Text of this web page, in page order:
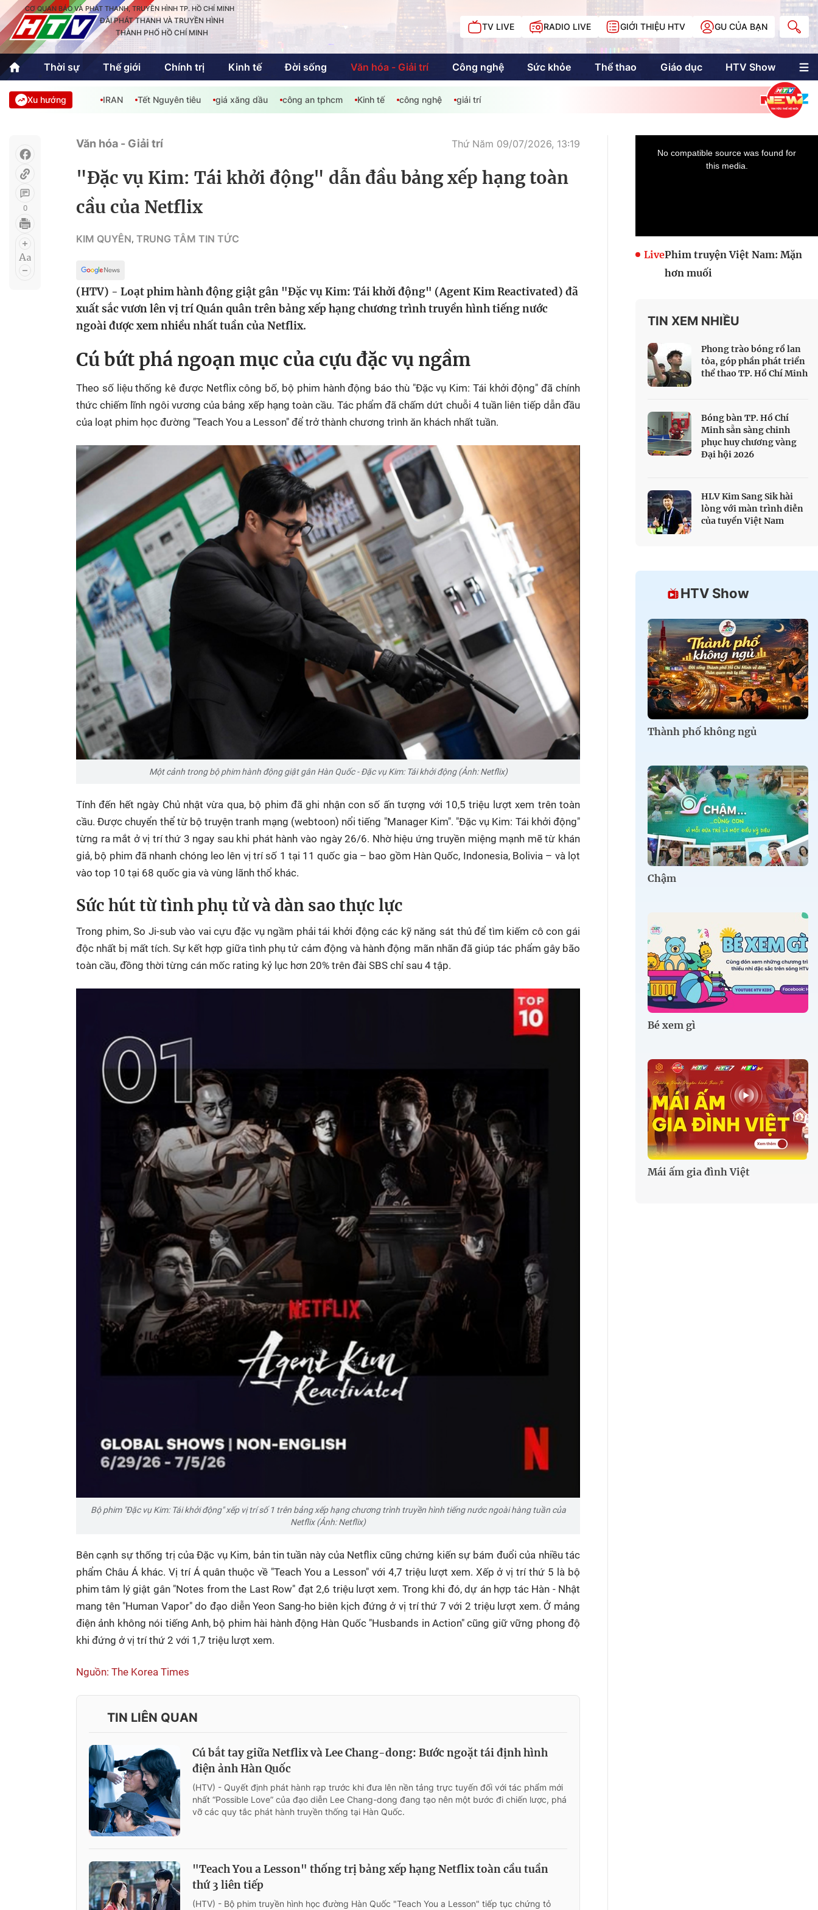
CƠ QUAN BÁO VÀ PHÁT THANH, TRUYỀN HÌNH TP. HỒ CHÍ MINH
ĐÀI PHÁT THANH VÀ TRUYỀN HÌNH
THÀNH PHỐ HỒ CHÍ MINH
TV LIVE RADIO LIVE GIỚI THIỆU HTV GU CỦA BẠN
Thời sự Thế giới Chính trị Kinh tế Đời sống Văn hóa - Giải trí Công nghệ Sức khỏe Thể thao Giáo dục HTV Show
Thời sự
Thể thao
Quốc tế
Văn hóa - Giải trí
Giáo dục Kinh tế
An Sinh
Công nghệ Phóng sự
Không gian văn hóa
Hồ Chí Minh
Thành phố không
ngủ
Bé xem gì
Mái ấm gia đình
Việt
Các show khác
Các chương trình
khác
Phim truyền hình
Made By Vietnam
Innovation Fest
Chung một tấm
lòng
Cuộc đua xe đạp
Multimedia
Multiform
Doanh nhân Sài
Gòn
Xu hướng IRAN Tết Nguyên tiêu giá xăng dầu công an tphcm Kinh tế công nghệ giải trí
0
Văn hóa - Giải trí Thứ Năm 09/07/2026, 13:19
"Đặc vụ Kim: Tái khởi động" dẫn đầu bảng xếp hạng toàn
cầu của Netflix
KIM QUYÊN, TRUNG TÂM TIN TỨC
(HTV) - Loạt phim hành động giật gân "Đặc vụ Kim: Tái khởi động" (Agent Kim Reactivated) đã
xuất sắc vươn lên vị trí Quán quân trên bảng xếp hạng chương trình truyền hình tiếng nước
ngoài được xem nhiều nhất tuần của Netflix.
Cú bứt phá ngoạn mục của cựu đặc vụ ngầm
Theo số liệu thống kê được Netflix công bố, bộ phim hành động báo thù "Đặc vụ Kim: Tái khởi động" đã chính
thức chiếm lĩnh ngôi vương của bảng xếp hạng toàn cầu. Tác phẩm đã chấm dứt chuỗi 4 tuần liên tiếp dẫn đầu
của loạt phim học đường "Teach You a Lesson" để trở thành chương trình ăn khách nhất tuần.
Một cảnh trong bộ phim hành động giật gân Hàn Quốc - Đặc vụ Kim: Tái khởi động (Ảnh: Netflix)
Tính đến hết ngày Chủ nhật vừa qua, bộ phim đã ghi nhận con số ấn tượng với 10,5 triệu lượt xem trên toàn
cầu. Được chuyển thể từ bộ truyện tranh mạng (webtoon) nổi tiếng "Manager Kim". "Đặc vụ Kim: Tái khởi động"
từng ra mắt ở vị trí thứ 3 ngay sau khi phát hành vào ngày 26/6. Nhờ hiệu ứng truyền miệng mạnh mẽ từ khán
giả, bộ phim đã nhanh chóng leo lên vị trí số 1 tại 11 quốc gia – bao gồm Hàn Quốc, Indonesia, Bolivia – và lọt
vào top 10 tại 68 quốc gia và vùng lãnh thổ khác.
Sức hút từ tình phụ tử và dàn sao thực lực
Trong phim, So Ji-sub vào vai cựu đặc vụ ngầm phải tái khởi động các kỹ năng sát thủ để tìm kiếm cô con gái
độc nhất bị mất tích. Sự kết hợp giữa tình phụ tử cảm động và hành động mãn nhãn đã giúp tác phẩm gây bão
toàn cầu, đồng thời từng cán mốc rating kỷ lục hơn 20% trên đài SBS chỉ sau 4 tập.
Bộ phim "Đặc vụ Kim: Tái khởi động" xếp vị trí số 1 trên bảng xếp hạng chương trình truyền hình tiếng nước ngoài hàng tuần của
Netflix (Ảnh: Netflix)
Bên cạnh sự thống trị của Đặc vụ Kim, bản tin tuần này của Netflix cũng chứng kiến sự bám đuổi của nhiều tác
phẩm Châu Á khác. Vị trí Á quân thuộc về "Teach You a Lesson" với 4,7 triệu lượt xem. Xếp ở vị trí thứ 5 là bộ
phim tâm lý giật gân "Notes from the Last Row" đạt 2,6 triệu lượt xem. Trong khi đó, dự án hợp tác Hàn - Nhật
mang tên "Human Vapor" do đạo diễn Yeon Sang-ho biên kịch đứng ở vị trí thứ 7 với 2 triệu lượt xem. Ở mảng
điện ảnh không nói tiếng Anh, bộ phim hài hành động Hàn Quốc "Husbands in Action" cũng giữ vững phong độ
khi đứng ở vị trí thứ 2 với 1,7 triệu lượt xem.
Nguồn: The Korea Times
TIN LIÊN QUAN
Cú bắt tay giữa Netflix và Lee Chang-dong: Bước ngoặt tái định hình
điện ảnh Hàn Quốc
(HTV) - Quyết định phát hành rạp trước khi đưa lên nền tảng trực tuyến đối với tác phẩm mới
nhất “Possible Love” của đạo diễn Lee Chang-dong đang tạo nên một bước đi chiến lược, phá
vỡ các quy tắc phát hành truyền thống tại Hàn Quốc.
"Teach You a Lesson" thống trị bảng xếp hạng Netflix toàn cầu tuần
thứ 3 liên tiếp
(HTV) - Bộ phim truyền hình học đường Hàn Quốc "Teach You a Lesson" tiếp tục chứng tỏ
LivePhim truyện Việt Nam: Mặn
hơn muối
TIN XEM NHIỀU
Phong trào bóng rổ lan
tỏa, góp phần phát triển
thể thao TP. Hồ Chí Minh
Bóng bàn TP. Hồ Chí
Minh sẵn sàng chinh
phục huy chương vàng
Đại hội 2026
HLV Kim Sang Sik hài
lòng với màn trình diễn
của tuyển Việt Nam
HTV Show
Thành phố không ngủ
Chậm
Bé xem gì
Mái ấm gia đình Việt